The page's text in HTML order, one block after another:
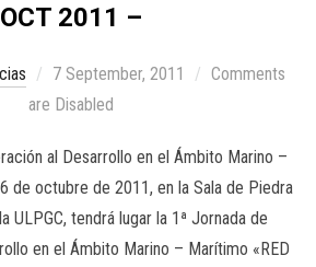
OCT 2011 –
7 September, 2011
Comments
are Disabled
al Desarrollo en el Ámbito Marino –
de octubre de 2011, en la Sala de Piedra
ULPGC, tendrá lugar la 1ª Jornada de
en el Ámbito Marino – Marítimo «RED